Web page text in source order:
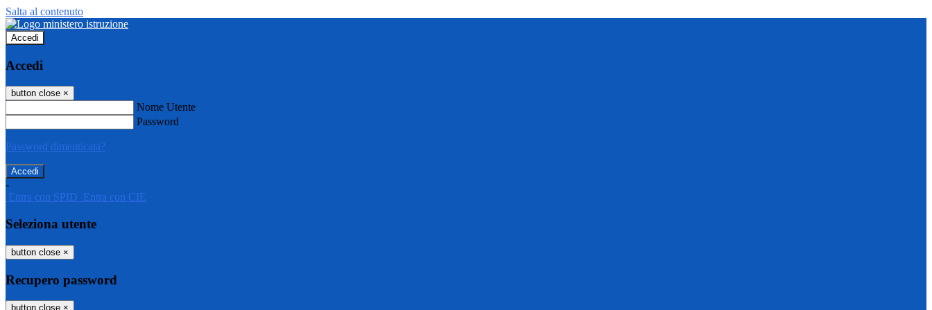
Salta al contenuto
Accedi
Accedi
button close ×
Nome Utente
Password
Password dimenticata?
-
Entra con SPID Entra con CIE
Seleziona utente
button close ×
Recupero password
button close ×